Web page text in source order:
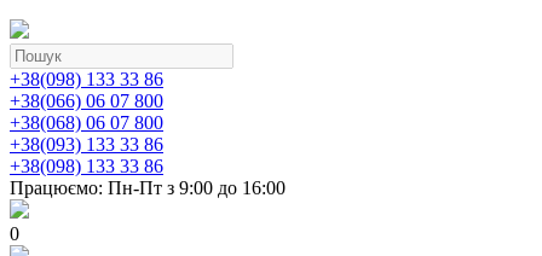
+38(098) 133 33 86
+38(066) 06 07 800
+38(068) 06 07 800
+38(093) 133 33 86
+38(098) 133 33 86
Працюємо: Пн-Пт з 9:00 до 16:00
0